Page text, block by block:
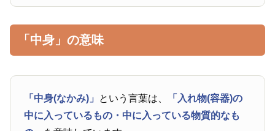
「中身」の意味
「中身(なかみ)」 という言葉は、
「入れ物(容器)の
中に入っているもの・中に入っている物質的なも